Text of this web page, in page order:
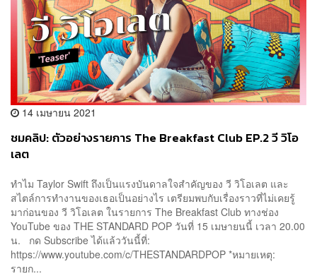
14 เมษายน 2021
ชมคลิป: ตัวอย่างรายการ The Breakfast Club EP.2 วี วิโอ
เลต
ทำไม Taylor Swift ถึงเป็นแรงบันดาลใจสำคัญของ วี วิโอเลต และ
สไตล์การทำงานของเธอเป็นอย่างไร เตรียมพบกับเรื่องราวที่ไม่เคยรู้
มาก่อนของ วี วิโอเลต ในรายการ The Breakfast Club ทางช่อง
YouTube ของ THE STANDARD POP วันที่ 15 เมษายนนี้ เวลา 20.00
น. กด Subscribe ได้แล้ววันนี้ที่:
https://www.youtube.com/c/THESTANDARDPOP *หมายเหตุ:
รายก...